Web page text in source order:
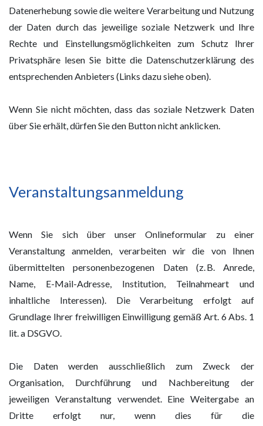
Datenerhebung sowie die weitere Verarbeitung und Nutzung
der Daten durch das jeweilige soziale Netzwerk und Ihre
Rechte und Einstellungsmöglichkeiten zum Schutz Ihrer
Privatsphäre lesen Sie bitte die Datenschutzerklärung des
entsprechenden Anbieters (Links dazu siehe oben).
Wenn Sie nicht möchten, dass das soziale Netzwerk Daten
über Sie erhält, dürfen Sie den Button nicht anklicken.
Veranstaltungsanmeldung
Wenn Sie sich über unser Onlineformular zu einer
Veranstaltung anmelden, verarbeiten wir die von Ihnen
übermittelten personenbezogenen Daten (z. B. Anrede,
Name, E-Mail-Adresse, Institution, Teilnahmeart und
inhaltliche Interessen). Die Verarbeitung erfolgt auf
Grundlage Ihrer freiwilligen Einwilligung gemäß Art. 6 Abs. 1
lit. a DSGVO.
Die Daten werden ausschließlich zum Zweck der
Organisation, Durchführung und Nachbereitung der
jeweiligen Veranstaltung verwendet. Eine Weitergabe an
Dritte erfolgt nur, wenn dies für die